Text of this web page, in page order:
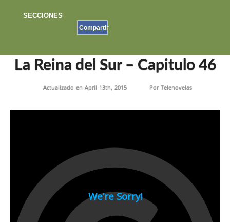
SECCIONES
Compartir
»LA REINA DEL SUR – CAPITULO 46
La Reina del Sur – Capitulo 46
Actualizado en April 13th, 2015 PorTelenovelas